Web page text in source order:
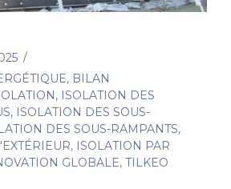
, BILAN
, ISOLATION DES
, ISOLATION DES SOUS-
DES SOUS-RAMPANTS,
, ISOLATION PAR
GLOBALE, TILKEO